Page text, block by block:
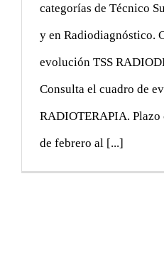
categorías de Técnico
y en Radiodiagnóstico.
evolución TSS
Consulta el cuadro de
RADIOTERAPIA. Plazo
de febrero al [...]